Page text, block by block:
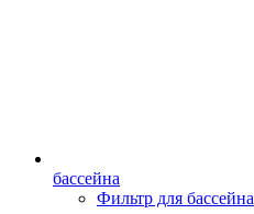
бассейна
Фильтр для бассейна